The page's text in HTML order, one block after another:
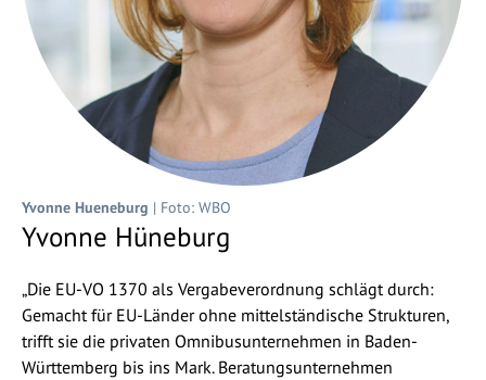
Yvonne Hueneburg | Foto: WBO
Yvonne Hüneburg
„Die EU-VO 1370 als Vergabeverordnung schlägt durch:
Gemacht für EU-Länder ohne mittelständische Strukturen,
trifft sie die privaten Omnibusunternehmen in Baden-
Württemberg bis ins Mark. Beratungsunternehmen